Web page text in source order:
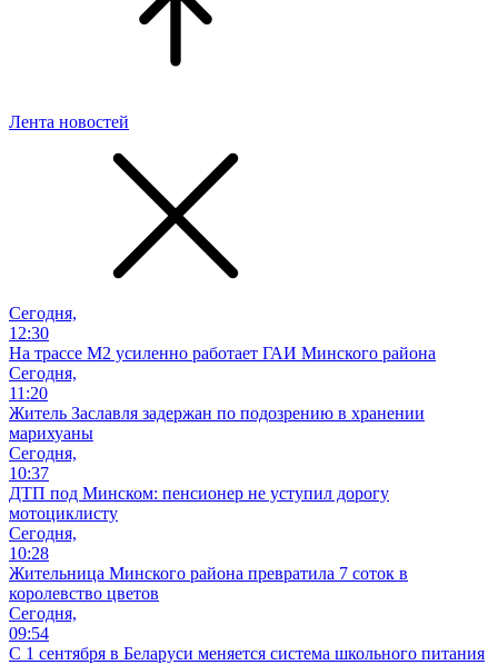
Лента новостей
Сегодня,
12:30
На трассе М2 усиленно работает ГАИ Минского района
Сегодня,
11:20
Житель Заславля задержан по подозрению в хранении
марихуаны
Сегодня,
10:37
ДТП под Минском: пенсионер не уступил дорогу
мотоциклисту
Сегодня,
10:28
Жительница Минского района превратила 7 соток в
королевство цветов
Сегодня,
09:54
С 1 сентября в Беларуси меняется система школьного питания